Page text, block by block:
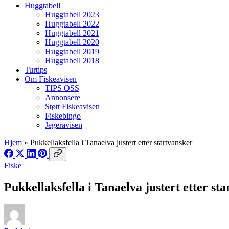
Huggtabell
Huggtabell 2023
Huggtabell 2022
Huggtabell 2021
Huggtabell 2020
Huggtabell 2019
Huggtabell 2018
Turtips
Om Fiskeavisen
TIPS OSS
Annonsere
Støtt Fiskeavisen
Fiskebingo
Jegeravisen
Hjem » Pukkellaksfella i Tanaelva justert etter startvansker
Fiske
Pukkellaksfella i Tanaelva justert etter